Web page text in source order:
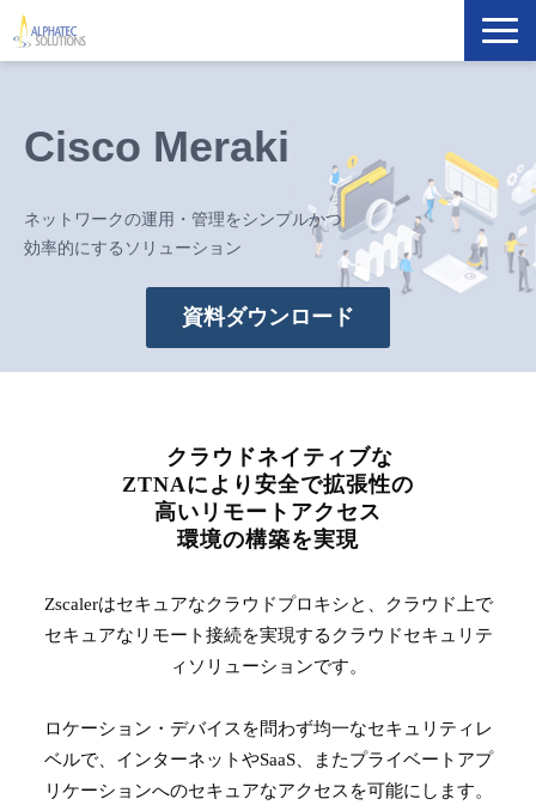
導入事例
イベント・セミナー
Cisco Meraki
ネットワークの運用・管理をシンプルかつ
効率的にするソリューション
資料ダウンロード
クラウドネイティブな
ZTNAにより安全で拡張性の
高いリモートアクセス
環境の構築を実現
Zscalerはセキュアなクラウドプロキシと、クラウド上で
セキュアなリモート接続を実現するクラウドセキュリテ
ィソリューションです。
ロケーション・デバイスを問わず均一なセキュリティレ
ベルで、インターネットやSaaS、またプライベートアプ
リケーションへのセキュアなアクセスを可能にします。